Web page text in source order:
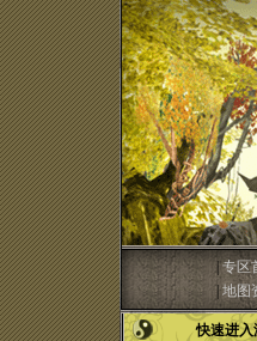
|专区
|地图
快速进入